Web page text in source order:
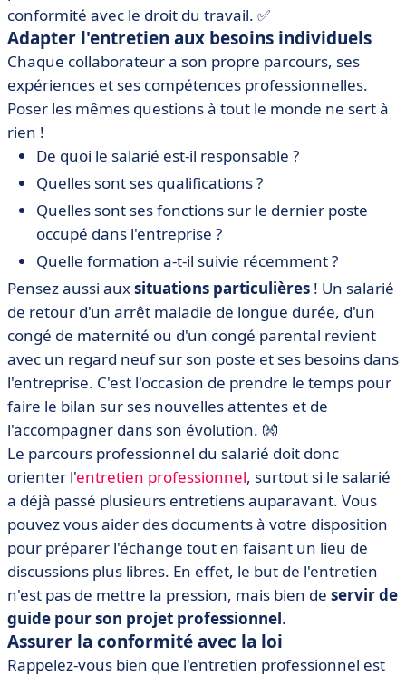
conformité avec le droit du travail. ✅
Adapter l'entretien aux besoins individuels
Chaque collaborateur a son propre parcours, ses
expériences et ses compétences professionnelles.
Poser les mêmes questions à tout le monde ne sert à
rien !
De quoi le salarié est-il responsable ?
Quelles sont ses qualifications ?
Quelles sont ses fonctions sur le dernier poste
occupé dans l'entreprise ?
Quelle formation a-t-il suivie récemment ?
Pensez aussi auxsituations particulières ! Un salarié
de retour d'un arrêt maladie de longue durée, d'un
congé de maternité ou d'un congé parental revient
avec un regard neuf sur son poste et ses besoins dans
l'entreprise. C'est l'occasion de prendre le temps pour
faire le bilan sur ses nouvelles attentes et de
l'accompagner dans son évolution. 👐
Le parcours professionnel du salarié doit donc
orienter l'entretien professionnel, surtout si le salarié
a déjà passé plusieurs entretiens auparavant. Vous
pouvez vous aider des documents à votre disposition
pour préparer l'échange tout en faisant un lieu de
discussions plus libres. En effet, le but de l'entretien
n'est pas de mettre la pression, mais bien de servir de
guide pour son projet professionnel.
Assurer la conformité avec la loi
Rappelez-vous bien que l'entretien professionnel est